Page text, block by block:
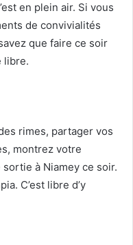
en plein air. Si vous
de convivialités
que faire ce soir
libre.
rimes, partager vos
montrez votre
à Niamey ce soir.
C’est libre d’y